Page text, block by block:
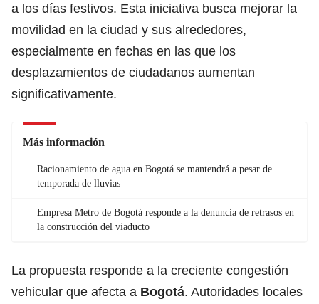
a los días festivos. Esta iniciativa busca mejorar la
movilidad en la ciudad y sus alrededores,
especialmente en fechas en las que los
desplazamientos de ciudadanos aumentan
significativamente.
Más información
Racionamiento de agua en Bogotá se mantendrá a pesar de
temporada de lluvias
Empresa Metro de Bogotá responde a la denuncia de retrasos en
la construcción del viaducto
La propuesta responde a la creciente congestión
vehicular que afecta a Bogotá. Autoridades locales